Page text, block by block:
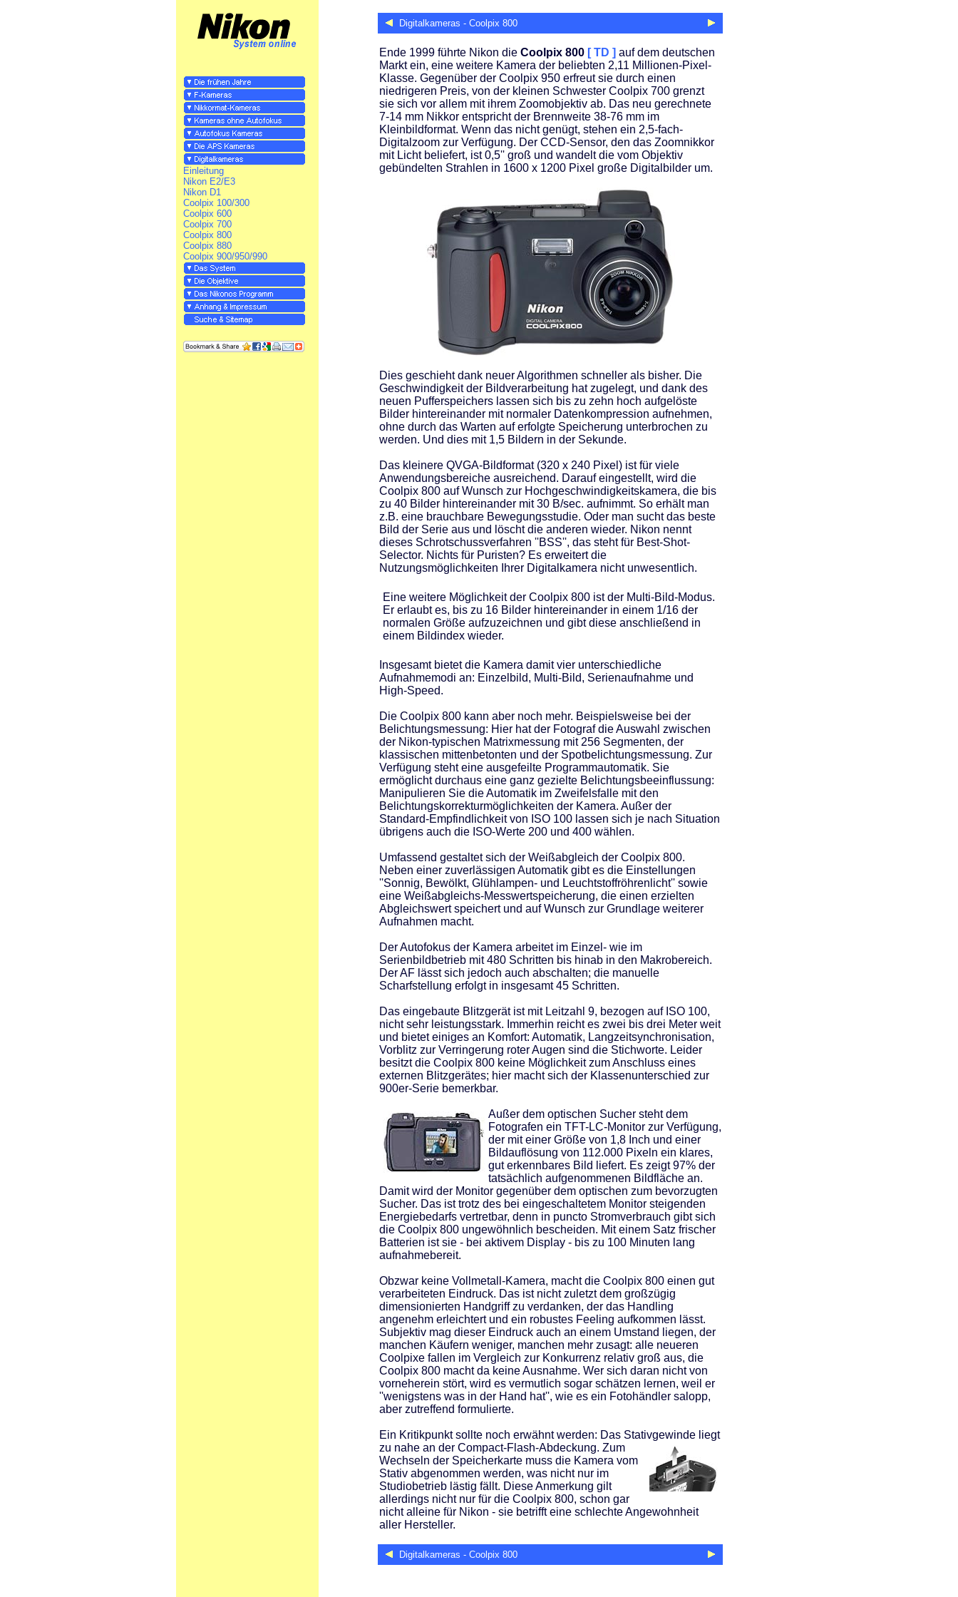
Einleitung
Nikon E2/E3
Nikon D1
Coolpix 100/300
Coolpix 600
Coolpix 700
Coolpix 800
Coolpix 880
Coolpix 900/950/990
Digitalkameras - Coolpix 800
Ende 1999 führte Nikon die Coolpix 800 [ TD ] auf dem deutschen
Markt ein, eine weitere Kamera der beliebten 2,11 Millionen-Pixel-
Klasse. Gegenüber der Coolpix 950 erfreut sie durch einen
niedrigeren Preis, von der kleinen Schwester Coolpix 700 grenzt
sie sich vor allem mit ihrem Zoomobjektiv ab. Das neu gerechnete
7-14 mm Nikkor entspricht der Brennweite 38-76 mm im
Kleinbildformat. Wenn das nicht genügt, stehen ein 2,5-fach-
Digitalzoom zur Verfügung. Der CCD-Sensor, den das Zoomnikkor
mit Licht beliefert, ist 0,5'' groß und wandelt die vom Objektiv
gebündelten Strahlen in 1600 x 1200 Pixel große Digitalbilder um.
Dies geschieht dank neuer Algorithmen schneller als bisher. Die
Geschwindigkeit der Bildverarbeitung hat zugelegt, und dank des
neuen Pufferspeichers lassen sich bis zu zehn hoch aufgelöste
Bilder hintereinander mit normaler Datenkompression aufnehmen,
ohne durch das Warten auf erfolgte Speicherung unterbrochen zu
werden. Und dies mit 1,5 Bildern in der Sekunde.
Das kleinere QVGA-Bildformat (320 x 240 Pixel) ist für viele
Anwendungsbereiche ausreichend. Darauf eingestellt, wird die
Coolpix 800 auf Wunsch zur Hochgeschwindigkeitskamera, die bis
zu 40 Bilder hintereinander mit 30 B/sec. aufnimmt. So erhält man
z.B. eine brauchbare Bewegungsstudie. Oder man sucht das beste
Bild der Serie aus und löscht die anderen wieder. Nikon nennt
dieses Schrotschussverfahren ''BSS'', das steht für Best-Shot-
Selector. Nichts für Puristen? Es erweitert die
Nutzungsmöglichkeiten Ihrer Digitalkamera nicht unwesentlich.
Eine weitere Möglichkeit der Coolpix 800 ist der Multi-Bild-Modus.
Er erlaubt es, bis zu 16 Bilder hintereinander in einem 1/16 der
normalen Größe aufzuzeichnen und gibt diese anschließend in
einem Bildindex wieder.
Insgesamt bietet die Kamera damit vier unterschiedliche
Aufnahmemodi an: Einzelbild, Multi-Bild, Serienaufnahme und
High-Speed.
Die Coolpix 800 kann aber noch mehr. Beispielsweise bei der
Belichtungsmessung: Hier hat der Fotograf die Auswahl zwischen
der Nikon-typischen Matrixmessung mit 256 Segmenten, der
klassischen mittenbetonten und der Spotbelichtungsmessung. Zur
Verfügung steht eine ausgefeilte Programmautomatik. Sie
ermöglicht durchaus eine ganz gezielte Belichtungsbeeinflussung:
Manipulieren Sie die Automatik im Zweifelsfalle mit den
Belichtungskorrekturmöglichkeiten der Kamera. Außer der
Standard-Empfindlichkeit von ISO 100 lassen sich je nach Situation
übrigens auch die ISO-Werte 200 und 400 wählen.
Umfassend gestaltet sich der Weißabgleich der Coolpix 800.
Neben einer zuverlässigen Automatik gibt es die Einstellungen
''Sonnig, Bewölkt, Glühlampen- und Leuchtstoffröhrenlicht'' sowie
eine Weißabgleichs-Messwertspeicherung, die einen erzielten
Abgleichswert speichert und auf Wunsch zur Grundlage weiterer
Aufnahmen macht.
Der Autofokus der Kamera arbeitet im Einzel- wie im
Serienbildbetrieb mit 480 Schritten bis hinab in den Makrobereich.
Der AF lässt sich jedoch auch abschalten; die manuelle
Scharfstellung erfolgt in insgesamt 45 Schritten.
Das eingebaute Blitzgerät ist mit Leitzahl 9, bezogen auf ISO 100,
nicht sehr leistungsstark. Immerhin reicht es zwei bis drei Meter weit
und bietet einiges an Komfort: Automatik, Langzeitsynchronisation,
Vorblitz zur Verringerung roter Augen sind die Stichworte. Leider
besitzt die Coolpix 800 keine Möglichkeit zum Anschluss eines
externen Blitzgerätes; hier macht sich der Klassenunterschied zur
900er-Serie bemerkbar.
Außer dem optischen Sucher steht dem
Fotografen ein TFT-LC-Monitor zur Verfügung,
der mit einer Größe von 1,8 Inch und einer
Bildauflösung von 112.000 Pixeln ein klares,
gut erkennbares Bild liefert. Es zeigt 97% der
tatsächlich aufgenommenen Bildfläche an.
Damit wird der Monitor gegenüber dem optischen zum bevorzugten
Sucher. Das ist trotz des bei eingeschaltetem Monitor steigenden
Energiebedarfs vertretbar, denn in puncto Stromverbrauch gibt sich
die Coolpix 800 ungewöhnlich bescheiden. Mit einem Satz frischer
Batterien ist sie - bei aktivem Display - bis zu 100 Minuten lang
aufnahmebereit.
Obzwar keine Vollmetall-Kamera, macht die Coolpix 800 einen gut
verarbeiteten Eindruck. Das ist nicht zuletzt dem großzügig
dimensionierten Handgriff zu verdanken, der das Handling
angenehm erleichtert und ein robustes Feeling aufkommen lässt.
Subjektiv mag dieser Eindruck auch an einem Umstand liegen, der
manchen Käufern weniger, manchen mehr zusagt: alle neueren
Coolpixe fallen im Vergleich zur Konkurrenz relativ groß aus, die
Coolpix 800 macht da keine Ausnahme. Wer sich daran nicht von
vorneherein stört, wird es vermutlich sogar schätzen lernen, weil er
''wenigstens was in der Hand hat'', wie es ein Fotohändler salopp,
aber zutreffend formulierte.
Ein Kritikpunkt sollte noch erwähnt werden: Das Stativgewinde liegt
zu nahe an der Compact-Flash-Abdeckung. Zum
Wechseln der Speicherkarte muss die Kamera vom
Stativ abgenommen werden, was nicht nur im
Studiobetrieb lästig fällt. Diese Anmerkung gilt
allerdings nicht nur für die Coolpix 800, schon gar
nicht alleine für Nikon - sie betrifft eine schlechte Angewohnheit
aller Hersteller.
Digitalkameras - Coolpix 800